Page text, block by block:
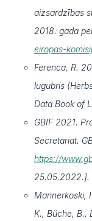
aizsardzības
2018. gada
eiropas-
Ferenca, R.
lugubris
Data Book of
GBIF 2021.
Secretariat.
https://
25.05.2022.].
Mannerkoski,
K., Büche, B.,